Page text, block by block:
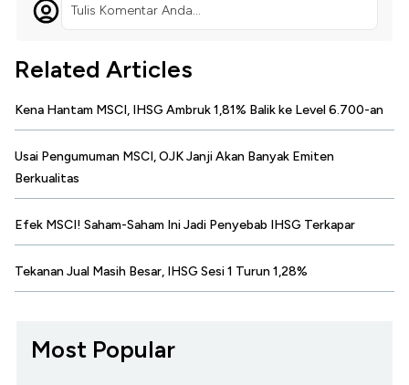
Tulis Komentar Anda...
Related Articles
Kena Hantam MSCI, IHSG Ambruk 1,81% Balik ke Level 6.700-an
Usai Pengumuman MSCI, OJK Janji Akan Banyak Emiten
Berkualitas
Efek MSCI! Saham-Saham Ini Jadi Penyebab IHSG Terkapar
Tekanan Jual Masih Besar, IHSG Sesi 1 Turun 1,28%
Most Popular